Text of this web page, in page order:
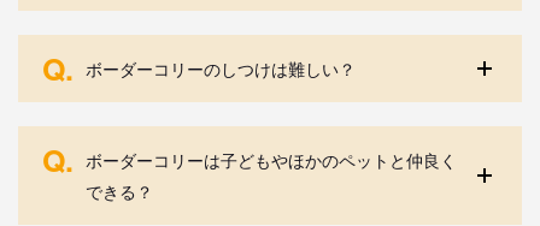
Q. ボーダーコリーのしつけは難しい？
Q. ボーダーコリーは子どもやほかのペットと仲良く
できる？